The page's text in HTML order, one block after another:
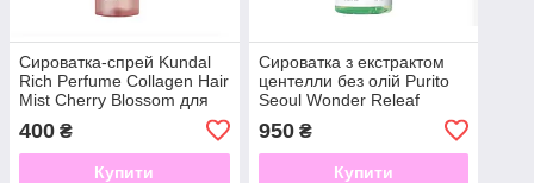
Сироватка-спрей Kundal
Rich Perfume Collagen Hair
Mist Cherry Blossom для
400 ₴
Купити
Сироватка з екстрактом
центелли без олій Purito
Seoul Wonder Releaf
Centella Serum Unscented
60 мл
950₴
Купити